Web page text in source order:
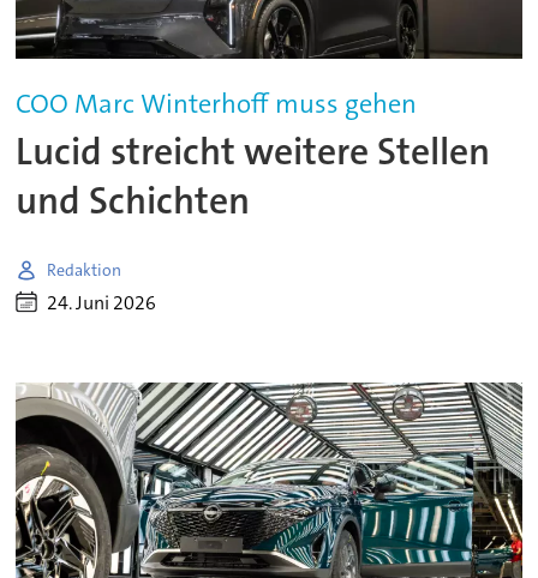
COO Marc Winterhoff muss gehen
Lucid streicht weitere Stellen
und Schichten
Redaktion
24. Juni 2026